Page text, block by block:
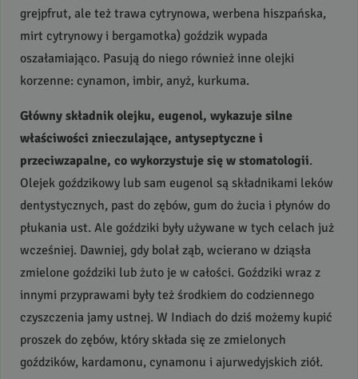
grejpfrut, ale też trawa cytrynowa, werbena hiszpańska,
mirt cytrynowy i bergamotka) goździk wypada
oszałamiająco. Pasują do niego również inne olejki
korzenne: cynamon, imbir, anyż, kurkuma.
Główny składnik olejku, eugenol, wykazuje silne
właściwości znieczulające, antyseptyczne i
przeciwzapalne, co wykorzystuje się w stomatologii.
Olejek goździkowy lub sam eugenol są składnikami leków
dentystycznych, past do zębów, gum do żucia i płynów do
płukania ust. Ale goździki były używane w tych celach już
wcześniej. Dawniej, gdy bolał ząb, wcierano w dziąsła
zmielone goździki lub żuto je w całości. Goździki wraz z
innymi przyprawami były też środkiem do codziennego
czyszczenia jamy ustnej. W Indiach do dziś możemy kupić
proszek do zębów, który składa się ze zmielonych
goździków, kardamonu, cynamonu i ajurwedyjskich ziół.